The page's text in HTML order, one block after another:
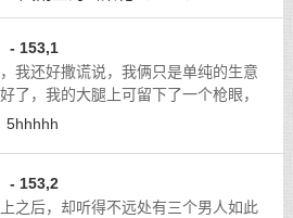
- 153,1
还好撒谎说，我俩只是单纯的生意
了，我的大腿上可留下了一个枪眼，
实际上从胳膊到小腹，子弹擦过、刀
5hhhhh
- 153,2
后，却听得不远处有三个男人如此